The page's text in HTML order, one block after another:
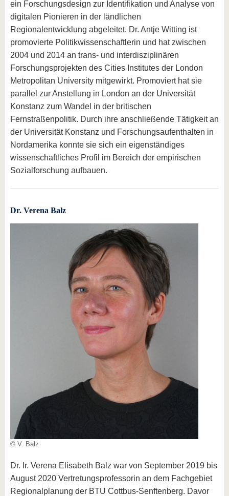
ein Forschungsdesign zur Identifikation und Analyse von
digitalen Pionieren in der ländlichen
Regionalentwicklung abgeleitet. Dr. Antje Witting ist
promovierte Politikwissenschaftlerin und hat zwischen
2004 und 2014 an trans- und interdisziplinären
Forschungsprojekten des Cities Institutes der London
Metropolitan University mitgewirkt. Promoviert hat sie
parallel zur Anstellung in London an der Universität
Konstanz zum Wandel in der britischen
Fernstraßenpolitik. Durch ihre anschließende Tätigkeit an
der Universität Konstanz und Forschungsaufenthalten in
Nordamerika konnte sie sich ein eigenständiges
wissenschaftliches Profil im Bereich der empirischen
Sozialforschung aufbauen.
Dr. Verena Balz
© V. Balz
Dr. Ir. Verena Elisabeth Balz war von September 2019 bis
August 2020 Vertretungsprofessorin an dem Fachgebiet
Regionalplanung der BTU Cottbus-Senftenberg. Davor